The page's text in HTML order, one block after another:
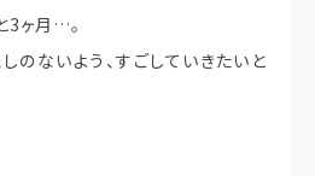
3ヶ月…。
のないよう、すごしていきたいと